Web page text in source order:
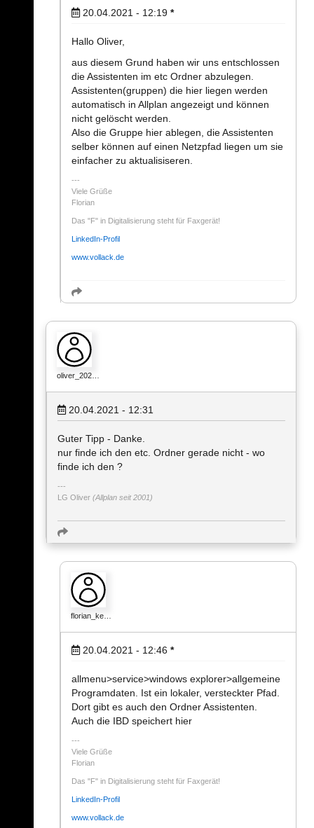
20.04.2021 - 12:19 *
Hallo Oliver,
aus diesem Grund haben wir uns entschlossen
die Assistenten im etc Ordner abzulegen.
Assistenten(gruppen) die hier liegen werden
automatisch in Allplan angezeigt und können
nicht gelöscht werden.
Also die Gruppe hier ablegen, die Assistenten
selber können auf einen Netzpfad liegen um sie
einfacher zu aktualisiseren.
Viele Grüße
Florian
Das "F" in Digitalisierung steht für Faxgerät!
LinkedIn-Profil
www.vollack.de
oliver_202…
20.04.2021 - 12:31
Guter Tipp - Danke.
nur finde ich den etc. Ordner gerade nicht - wo
finde ich den ?
LG Oliver (Allplan seit 2001)
florian_ke…
20.04.2021 - 12:46 *
allmenu>service>windows explorer>allgemeine
Programdaten. Ist ein lokaler, versteckter Pfad.
Dort gibt es auch den Ordner Assistenten.
Auch die IBD speichert hier
Viele Grüße
Florian
Das "F" in Digitalisierung steht für Faxgerät!
LinkedIn-Profil
www.vollack.de